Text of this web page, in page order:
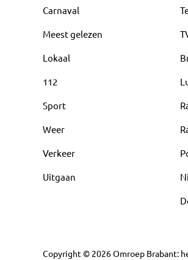
Carnaval
Meest gelezen
Lokaal
112
Sport
Weer
Verkeer
Uitgaan
Copyright © 2026Omroep Brabant: